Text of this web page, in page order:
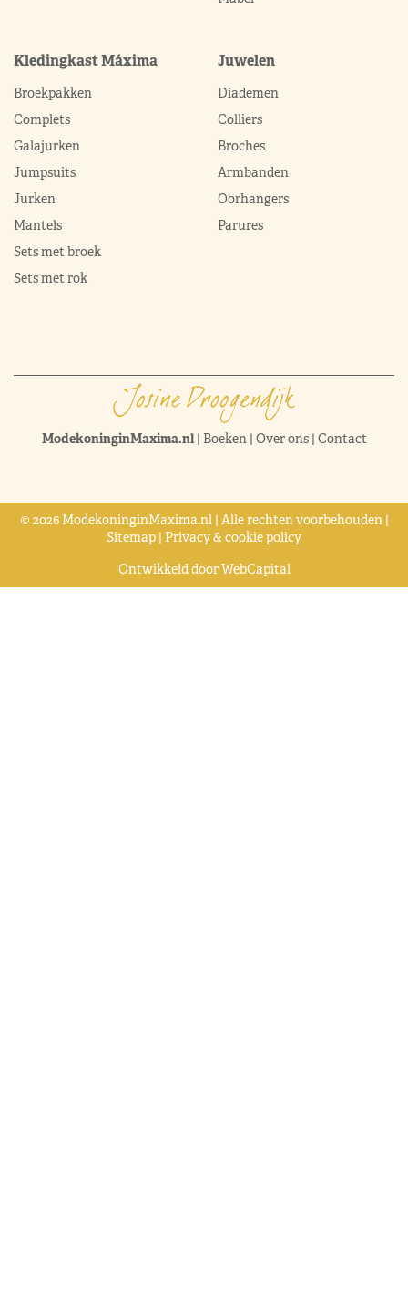
Kledingkast Máxima
Broekpakken
Complets
Galajurken
Jumpsuits
Jurken
Mantels
Sets met broek
Sets met rok
Juwelen
Diademen
Colliers
Broches
Armbanden
Oorhangers
Parures
ModekoninginMaxima.nl| Boeken| Over ons| Contact
© 2026 ModekoninginMaxima.nl | Alle rechten voorbehouden |
Sitemap | Privacy & cookie policy
Ontwikkeld doorWebCapital